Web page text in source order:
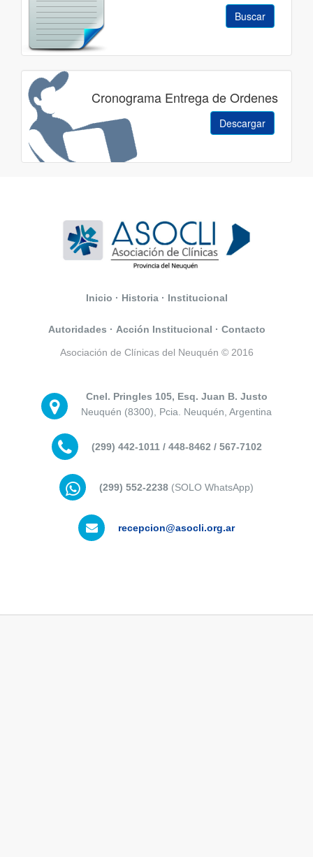
Buscar
Cronograma Entrega de Ordenes
Descargar
Inicio · Historia· Institucional
Autoridades · Acción Institucional · Contacto
Asociación de Clínicas del Neuquén © 2016
Cnel. Pringles 105, Esq. Juan B. Justo
Neuquén (8300), Pcia. Neuquén, Argentina
(299) 442-1011 / 448-8462 / 567-7102
(299) 552-2238 (SOLO WhatsApp)
recepcion@asocli.org.ar